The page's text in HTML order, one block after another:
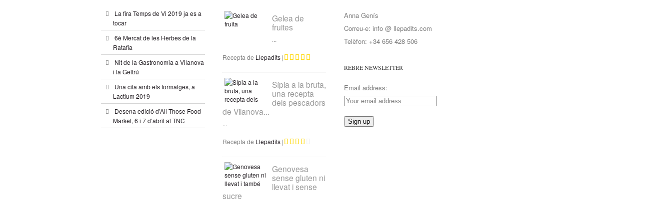
La fira Temps de Vi 2019 ja es a
tocar
6è Mercat de les Herbes de la
Ratafia
Nit de la Gastronomia a Vilanova
i la Geltrú
Una cita amb els formatges, a
Lactium 2019
Desena edició d’All Those Food
Market, 6 i 7 d’abril al TNC
Gelea de
fruites
...
Recepta de Llepadits|
Sípia a la bruta,
una recepta
dels pescadors
de Vilanova...
...
Recepta de Llepadits|
Genovesa
sense gluten ni
llevat i sense
sucre
Anna Genís
Correu-e: info @ llepadits.com
Telèfon: +34 656 428 506
REBRE NEWSLETTER
Email address: